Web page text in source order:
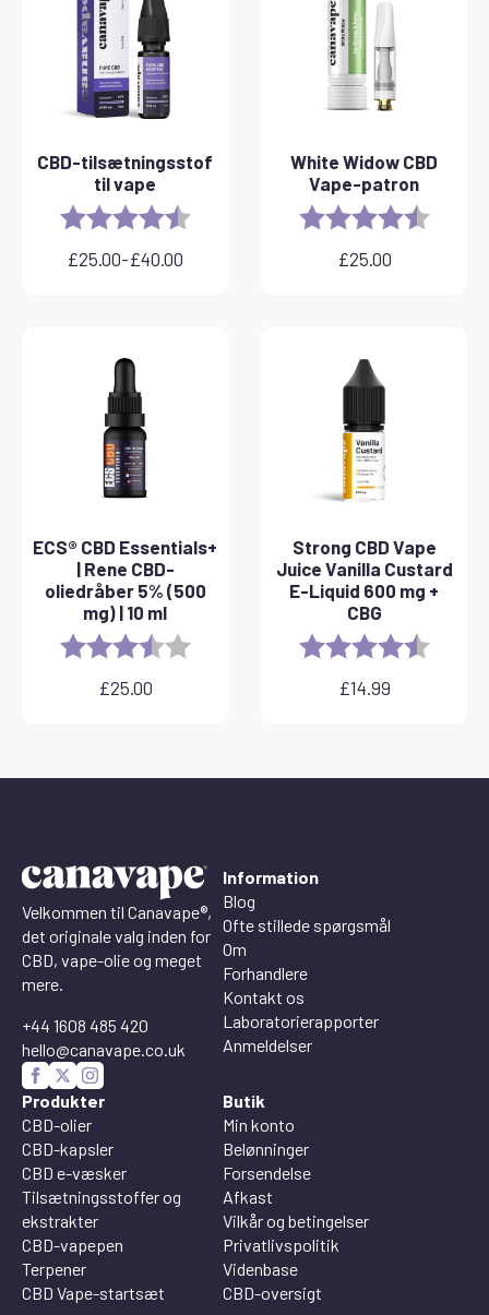
CBD-tilsætningsstof
til vape
Rating: 4.8 out of 5 stars
£25.00-£40.00
Prisinterval:
White Widow CBD
Vape-patron
Rating: 4.6 out
£25.00
ECS® CBD Essentials+
| Rene CBD-
oliedråber 5% (500
mg) | 10 ml
Rating: 3.8 out of 5 stars
£25.00
Strong CBD Vape
Juice Vanilla Custard
E-Liquid 600 mg +
CBG
Rating: 4.6 out
£14.99
Velkommen til Canavape®,
det originale valg inden for
CBD, vape-olie og meget
mere.
+44 1608 485 420
hello@canavape.co.uk
Information
Blog
Ofte stillede spørgsmål
Om
Forhandlere
Kontakt os
Laboratorierapporter
Anmeldelser
Produkter
CBD-olier
CBD-kapsler
CBD e-væsker
Tilsætningsstoffer og
ekstrakter
CBD-vapepen
Terpener
CBD Vape-startsæt
Butik
Min konto
Belønninger
Forsendelse
Afkast
Vilkår og betingelser
Privatlivspolitik
Videnbase
CBD-oversigt